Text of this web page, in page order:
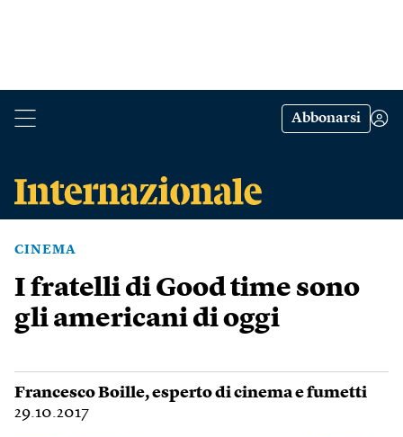
Abbonarsi
CINEMA
I fratelli di Good time sono
gli americani di oggi
Francesco Boille, esperto di cinema e fumetti
29.10.2017